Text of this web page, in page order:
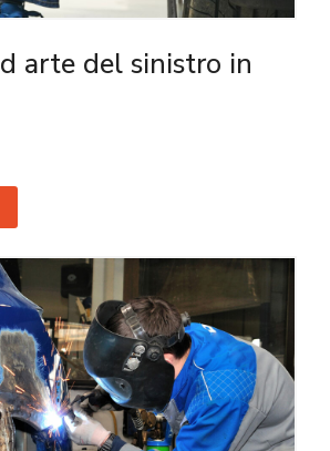
arte del sinistro in